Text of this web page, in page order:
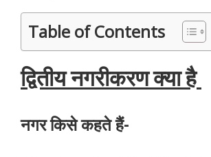
Table of Contents
द्वितीय नगरीकरण क्या है
नगर किसे कहते हैं-